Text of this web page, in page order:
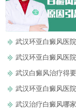
武汉环亚白癜风医
武汉环亚白癜风医
武汉白癜风治疗得
武汉环亚白癜风医
武汉治疗白癜风哪